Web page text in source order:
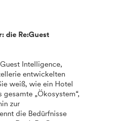
die Re:Guest
Intelligence,
entwickelten
weiß, wie ein Hotel
„Ökosystem“,
zur
die Bedürfnisse